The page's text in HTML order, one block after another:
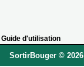
Guide d'utilisation
SortirBouger © 2026